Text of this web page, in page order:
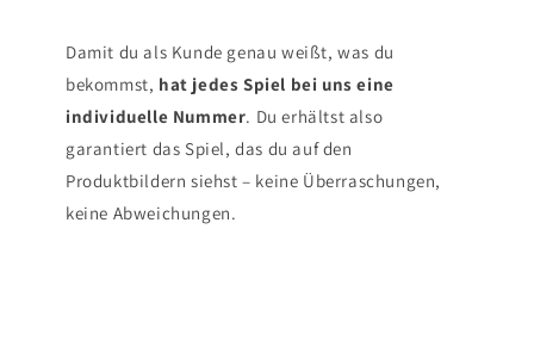
Damit du als Kunde genau weißt, was du
bekommst, hat jedes Spiel bei uns eine
individuelle Nummer. Du erhältst also
garantiert das Spiel, das du auf den
Produktbildern siehst – keine Überraschungen,
keine Abweichungen.